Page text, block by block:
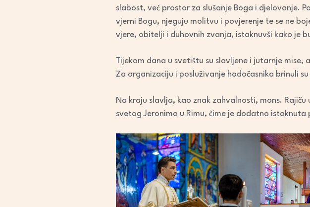
slabost, već prostor za slušanje Boga i djelovanje.
vjerni Bogu, njeguju molitvu i povjerenje te se ne
vjere, obitelji i duhovnih zvanja, istaknuvši kako je
Tijekom dana u svetištu su slavljene i jutarnje mise,
Za organizaciju i posluživanje hodočasnika brinuli
Na kraju slavlja, kao znak zahvalnosti, mons.
svetog Jeronima u Rimu, čime je dodatno